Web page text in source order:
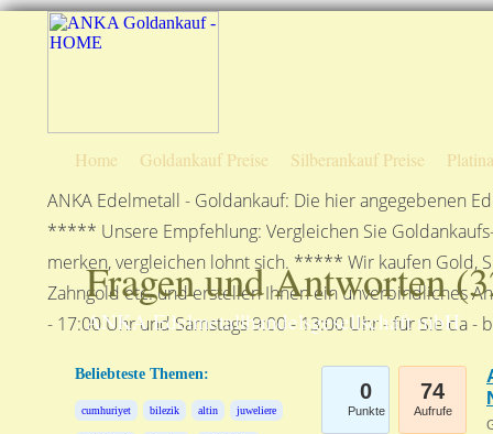
Home Goldankauf Preise Silberankauf Preise
ANKA Edelmetall - Goldankauf: Die hier angegebenen
***** Unsere Empfehlung: Vergleichen Sie
merken, vergleichen lohnt sich. ***** Wir kaufen Gold,
Zahngold etc. und erstellen Ihnen ein unverbindliches
- 17:00 Uhr und Samstags 9:00 - 13:00 Uhr - für Sie
Fragen und Antworten (
ANKA Edelmetallhandelsgesellschaft mbH
Beliebteste Themen:
cumhuriyet bilezik altin juweliere
0
Punkte
74
Aufrufe